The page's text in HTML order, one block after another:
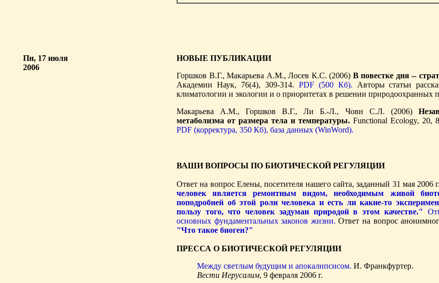
Пн, 17 июля
2006
НОВЫЕ ПУБЛИКАЦИИ
Горшков В.Г., Макарьева А.М., Лосев К.С. (2006) В повестке дня --
Академии Наук, 76(4), 309-314. PDF (500 Кб). Авторы статьи
климатологии и экологии и о приоритетах в решении природоохранных
Макарьева А.М., Горшков В.Г., Ли Б.-Л., Човн С.Л. (2006)
метаболизма от размера тела и температуры. Functional Ecology, 20,
PDF (корректура, 350 Кб), база данных (WinWord).
ВАШИ ВОПРОСЫ ПО БИОТИЧЕСКОЙ РЕГУЛЯЦИИ
Ответ на вопрос Елены, посетителя нашего сайта, заданный 31 мая 2006
человек является ремонтным видом, необходимым живой
поподробней об этой роли человека и есть ли какие-то
пользу того, что человек задуман природой в этом качестве."
основных фундаментальных законов жизни. Ответ на вопрос
"Что такое биоген?"
ПРЕССА О БИОТИЧЕСКОЙ РЕГУЛЯЦИИ
Между светлым будущим и апокалипсисом. И. Франкфуртер.
Вести Иерусалим, 9 февраля 2006 г.